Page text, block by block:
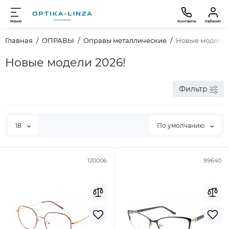
Меню Контакты Кабинет
Главная ОПРАВЫ Оправы металлические Новые модели
Новые модели 2026!
Фильтр
18 По умолчанию
120006 99640